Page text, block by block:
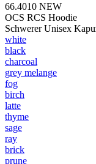
66.4010 NEW
OCS RCS Hoodie
Schwerer Unisex
white
black
charcoal
grey melange
fog
birch
latte
thyme
sage
ray
brick
prune